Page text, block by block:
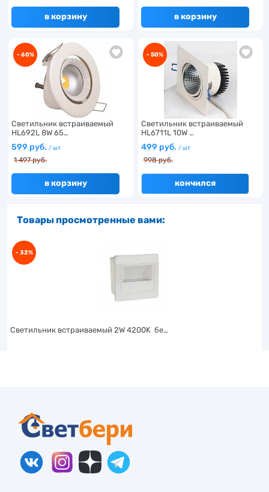
в корзину в корзину
- 60%
Светильник встраиваемый
HL692L 8W 65…
599 руб. / шт
1 497 руб.
в корзину
- 50%
Светильник встраиваемый
HL6711L 10W …
499 руб. / шт
998 руб.
кончился
Товары просмотренные вами:
- 32%
Светильник встраиваемый 2W 4200K бе…